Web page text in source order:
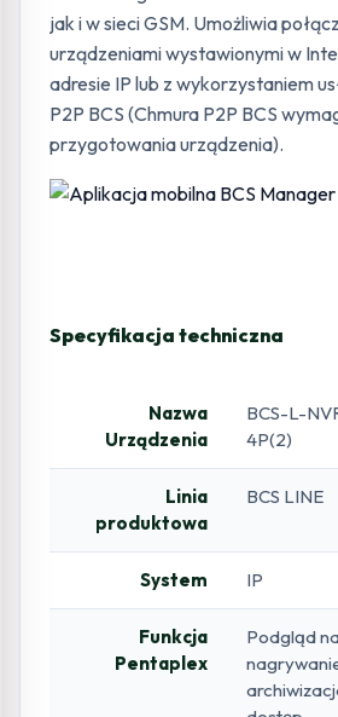
jak i w sieci GSM. Umożliwia
urządzeniami wystawionymi w
adresie IP lub z wykorzystaniem
P2P BCS (Chmura P2P BCS
przygotowania urządzenia).
Specyfikacja techniczna
Nazwa
Urządzenia
BCS-L-
4P(2)
Linia
produktowa
BCS LINE
System IP
Funkcja
Pentaplex
Podgląd